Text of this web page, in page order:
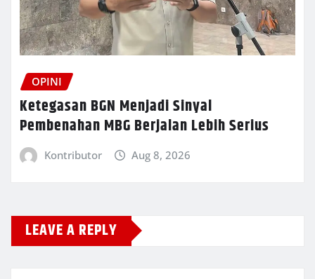
OPINI
Ketegasan BGN Menjadi Sinyal
Pembenahan MBG Berjalan Lebih Serius
Kontributor Aug 8, 2026
LEAVE A REPLY